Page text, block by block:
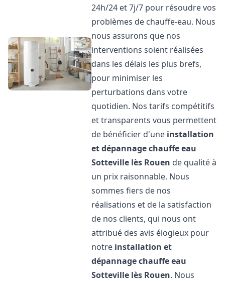
24h/24 et 7j/7 pour résoudre vos
problèmes de chauffe-eau. Nous
nous assurons que nos
interventions soient réalisées
dans les délais les plus brefs,
pour minimiser les
perturbations dans votre
quotidien. Nos tarifs compétitifs
et transparents vous permettent
de bénéficier d'une installation
et dépannage chauffe eau
Sotteville lès Rouen de qualité à
un prix raisonnable. Nous
sommes fiers de nos
réalisations et de la satisfaction
de nos clients, qui nous ont
attribué des avis élogieux pour
notre installation et
dépannage chauffe eau
Sotteville lès Rouen. Nous